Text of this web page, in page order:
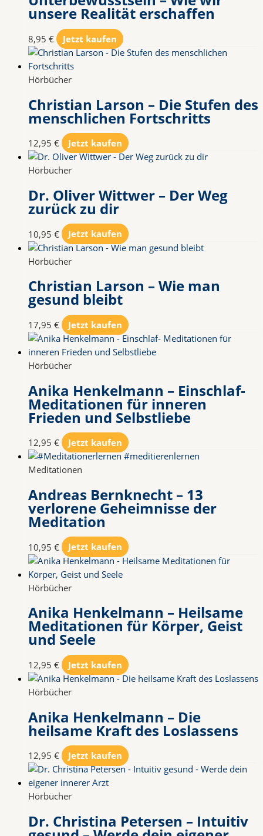
unsere Realität erschaffen
8,95 € Jetzt kaufen
Hörbücher
Christian Larson – Die Stufen des
menschlichen Fortschritts
12,95 € Jetzt kaufen
Hörbücher
Dr. Oliver Wittwer – Der Weg
zurück zu dir
10,95 € Jetzt kaufen
Hörbücher
Christian Larson – Wie man
gesund bleibt
17,95 € Jetzt kaufen
Hörbücher
Anika Henkelmann – Einschlaf-
Meditationen für inneren
Frieden und Selbstliebe
12,95 € Jetzt kaufen
Meditationen
Andreas Bernknecht – 13
verlorene Geheimnisse der
Meditation
10,95 € Jetzt kaufen
Hörbücher
Anika Henkelmann – Heilsame
Meditationen für Körper, Geist
und Seele
12,95 € Jetzt kaufen
Hörbücher
Anika Henkelmann – Die
heilsame Kraft des Loslassens
12,95 € Jetzt kaufen
Hörbücher
Dr. Christina Petersen – Intuitiv